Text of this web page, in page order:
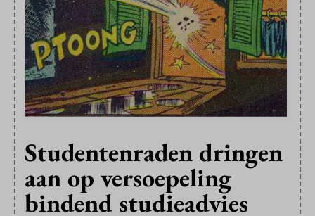
Studentenraden dringen
aan op versoepeling
bindend studieadvies